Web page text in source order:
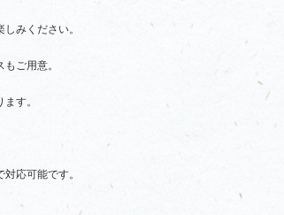
みください。
ご用意。
す。
応可能です。